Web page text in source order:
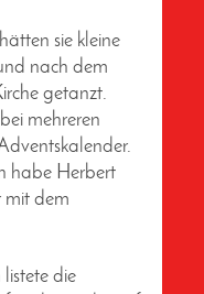
sie kleine
nach dem
getanzt.
mehreren
habe Herbert
mit dem
listete die